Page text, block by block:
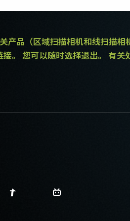
产品（区域扫描相机和线扫描
。 您可以随时选择退出。 有